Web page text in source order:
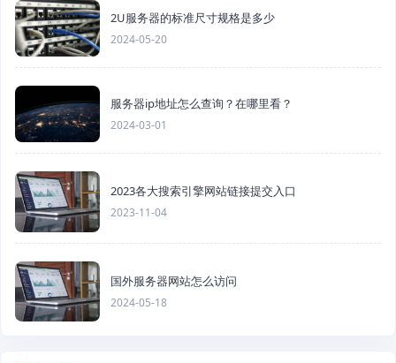
2U服务器的标准尺寸规格是多少
2024-05-20
服务器ip地址怎么查询？在哪里看？
2024-03-01
2023各大搜索引擎网站链接提交入口
2023-11-04
国外服务器网站怎么访问
2024-05-18